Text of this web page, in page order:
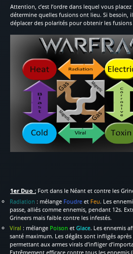
Attention, c’est l’ordre dans lequel vous
détermine quelles fusions ont lieu. Si besoin,
déplacer des polarités pour obtenir les
1er Duo : Fort dans le Néant et contre les
Radiation : mélange Foudre et Feu. Les
passe, alliés comme ennemis, pendant 12s.
Grineers mais faible contre les infestés.
Viral : mélange Poison etGlace. Les ennemis
santé maximum. Les dégâts sont infligés
permettant aux armes virals d’infliger
Extrêmement efficace contre tous les